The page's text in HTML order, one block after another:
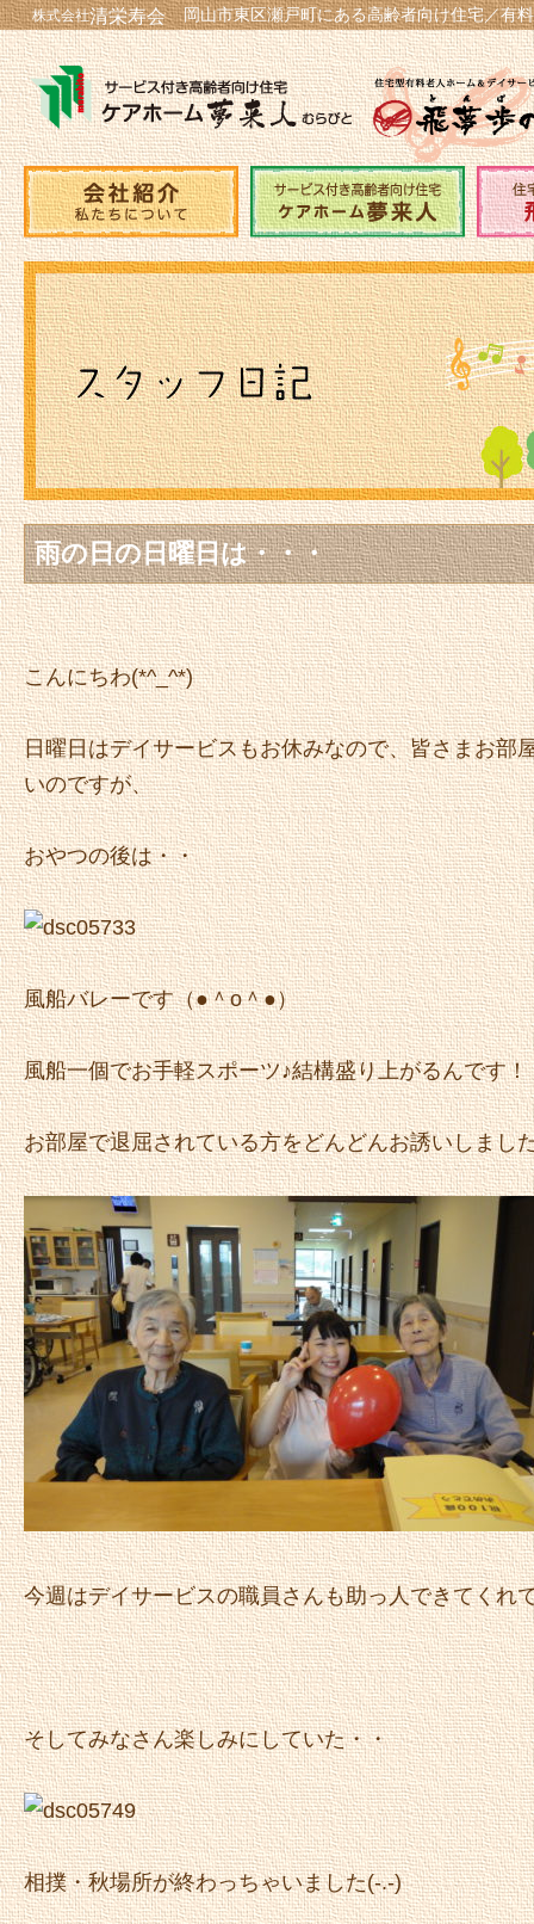
株式会社清栄寿会 岡山市東区瀬戸町にある高齢者向け住宅／有
雨の日の日曜日は・・・
こんにちわ(*^_^*)
日曜日はデイサービスもお休みなので、皆さまお部
いのですが、
おやつの後は・・
風船バレーです（●＾o＾●）
風船一個でお手軽スポーツ♪結構盛り上がるんです！
お部屋で退屈されている方をどんどんお誘いしまし
今週はデイサービスの職員さんも助っ人できてくれ
そしてみなさん楽しみにしていた・・
相撲・秋場所が終わっちゃいました(-.-)